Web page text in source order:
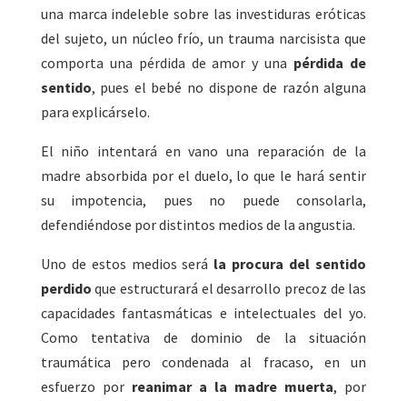
una marca indeleble sobre las investiduras eróticas
del sujeto, un núcleo frío, un trauma narcisista que
comporta una pérdida de amor y una pérdida de
sentido, pues el bebé no dispone de razón alguna
para explicárselo.
El niño intentará en vano una reparación de la
madre absorbida por el duelo, lo que le hará sentir
su impotencia, pues no puede consolarla,
defendiéndose por distintos medios de la angustia.
Uno de estos medios será la procura del sentido
perdido que estructurará el desarrollo precoz de las
capacidades fantasmáticas e intelectuales del yo.
Como tentativa de dominio de la situación
traumática pero condenada al fracaso, en un
esfuerzo por reanimar a la madre muerta, por